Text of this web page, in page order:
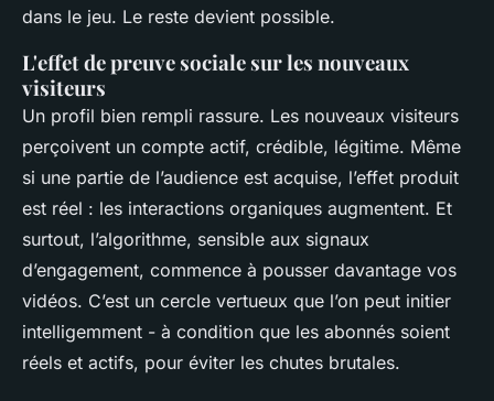
dans le jeu. Le reste devient possible.
L'effet de preuve sociale sur les nouveaux
visiteurs
Un profil bien rempli rassure. Les nouveaux visiteurs
perçoivent un compte actif, crédible, légitime. Même
si une partie de l’audience est acquise, l’effet produit
est réel : les interactions organiques augmentent. Et
surtout, l’algorithme, sensible aux signaux
d’engagement, commence à pousser davantage vos
vidéos. C’est un cercle vertueux que l’on peut initier
intelligemment - à condition que les abonnés soient
réels et actifs, pour éviter les chutes brutales.